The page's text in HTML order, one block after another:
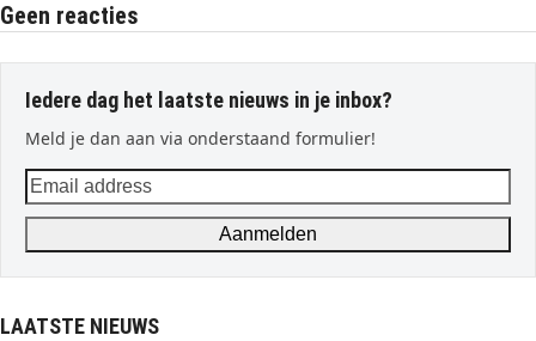
Geen reacties
Iedere dag het laatste nieuws in je inbox?
Meld je dan aan via onderstaand formulier!
Email
address
Aanmelden
LAATSTE NIEUWS